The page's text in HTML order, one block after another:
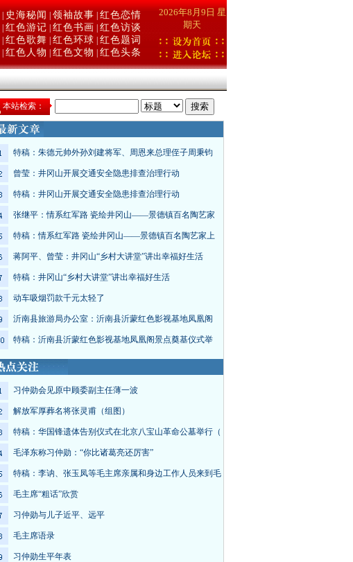
史海秘闻 领袖故事 红色恋情
红色游记 红色书画
红色访谈
红色歌舞 红色环球 红色题词
红色人物 红色文物 红色头条
2026年8月9日 星
期天
本站检索：
特稿：朱德元帅外孙刘建将军、周恩来总理侄子周秉钧
曾莹：井冈山开展交通安全隐患排查治理行动
特稿：井冈山开展交通安全隐患排查治理行动
张继平：情系红军路 瓷绘井冈山——景德镇百名陶艺家
特稿：情系红军路 瓷绘井冈山——景德镇百名陶艺家上
蒋阿平、曾莹：井冈山“乡村大讲堂”讲出幸福好生活
特稿：井冈山“乡村大讲堂”讲出幸福好生活
动车吸烟罚款千元太轻了
沂南县旅游局办公室：沂南县沂蒙红色影视基地凤凰阁
特稿：沂南县沂蒙红色影视基地凤凰阁景点奠基仪式举
习仲勋会见原中顾委副主任薄一波
解放军厚葬名将张灵甫（组图）
特稿：华国锋遗体告别仪式在北京八宝山革命公墓举行（
毛泽东称习仲勋：“你比诸葛亮还厉害”
特稿：李讷、张玉凤等毛主席亲属和身边工作人员来到毛
毛主席“粗话”欣赏
习仲勋与儿子近平、远平
毛主席语录
习仲勋生平年表